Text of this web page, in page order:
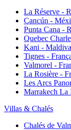
La Réserve -
Cancún -
Punta Cana -
Quebec
Kani -
Tignes -
Valmorel -
La Rosière -
Les Arcs
Marrakech La
Villas & Chalés
Chalés de